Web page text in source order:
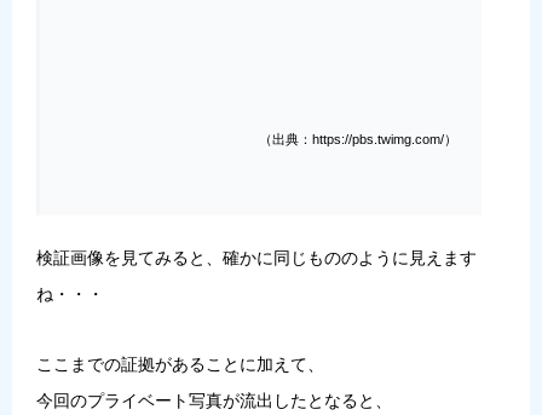
（出典：https://pbs.twimg.com/）
検証画像を見てみると、確かに同じもののように見えます
ね・・・
ここまでの証拠があることに加えて、
今回のプライベート写真が流出したとなると、